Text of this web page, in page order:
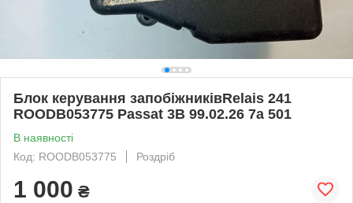
Блок керування запобіжниківRelais 241
ROODB053775 Passat 3B 99.02.26 7a 501
В наявності
Код: ROODB053775
Роздріб
1 000 ₴